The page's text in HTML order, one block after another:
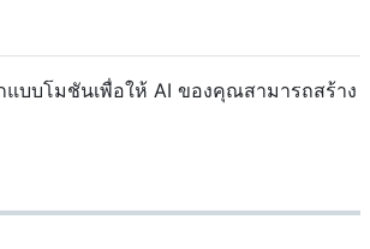
แบบโมชันเพื่อให้ AI ของคุณสามารถสร้าง